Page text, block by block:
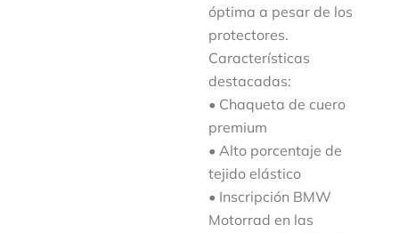
óptima a pesar de los
protectores.
Características
destacadas:
• Chaqueta de cuero
premium
• Alto porcentaje de
tejido elástico
• Inscripción BMW
Motorrad en las